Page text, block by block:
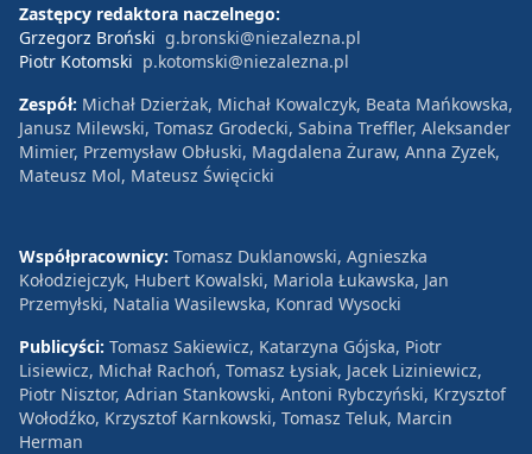
Zastępcy redaktora naczelnego:
Grzegorz Broński g.bronski@niezalezna.pl
Piotr Kotomski p.kotomski@niezalezna.pl
Zespół: Michał Dzierżak, Michał Kowalczyk, Beata Mańkowska,
Janusz Milewski, Tomasz Grodecki, Sabina Treffler, Aleksander
Mimier, Przemysław Obłuski, Magdalena Żuraw, Anna Zyzek,
Mateusz Mol, Mateusz Święcicki
Współpracownicy: Tomasz Duklanowski, Agnieszka
Kołodziejczyk, Hubert Kowalski, Mariola Łukawska, Jan
Przemyłski, Natalia Wasilewska, Konrad Wysocki
Publicyści: Tomasz Sakiewicz, Katarzyna Gójska, Piotr
Lisiewicz, Michał Rachoń, Tomasz Łysiak, Jacek Liziniewicz,
Piotr Nisztor, Adrian Stankowski, Antoni Rybczyński, Krzysztof
Wołodźko, Krzysztof Karnkowski, Tomasz Teluk, Marcin
Herman